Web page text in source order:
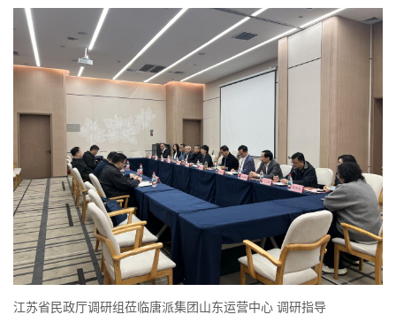
江苏省民政厅调研组莅临唐派集团山东运营中心 调研指导